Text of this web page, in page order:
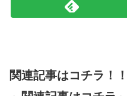
関連記事はコチラ！！